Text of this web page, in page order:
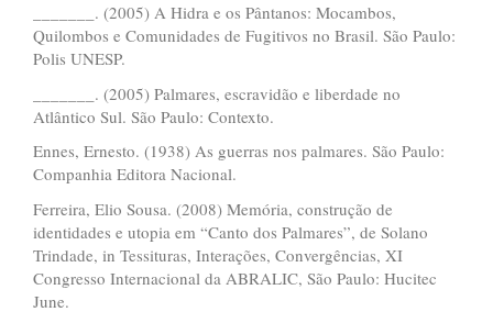
_______. (2005) A Hidra e os Pântanos: Mocambos,
Quilombos e Comunidades de Fugitivos no Brasil. São Paulo:
Polis UNESP.
_______. (2005) Palmares, escravidão e liberdade no
Atlântico Sul. São Paulo: Contexto.
Ennes, Ernesto. (1938) As guerras nos palmares. São Paulo:
Companhia Editora Nacional.
Ferreira, Elio Sousa. (2008) Memória, construção de
identidades e utopia em “Canto dos Palmares”, de Solano
Trindade, in Tessituras, Interações, Convergências, XI
Congresso Internacional da ABRALIC, São Paulo: Hucitec
June.